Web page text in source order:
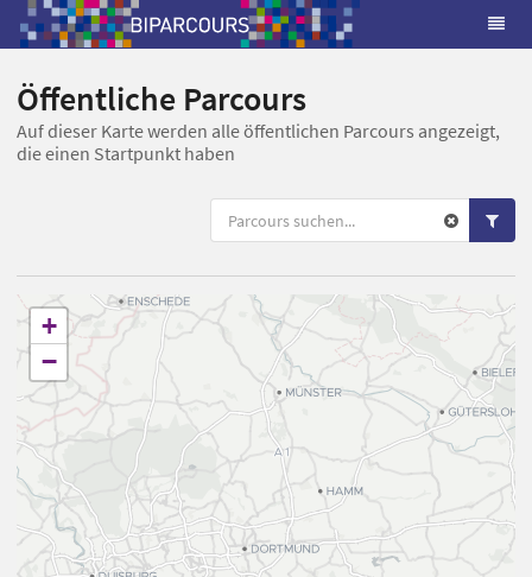
Öffentliche Parcours
Auf dieser Karte werden alle öffentlichen Parcours angezeigt,
die einen Startpunkt haben
+
−